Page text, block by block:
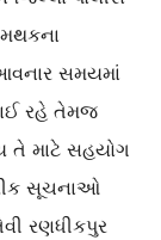
મથકના
સમયમાં
રહે તેમજ
તે માટે સહયોગ
સૂચનાઓ
રણધીકપુર